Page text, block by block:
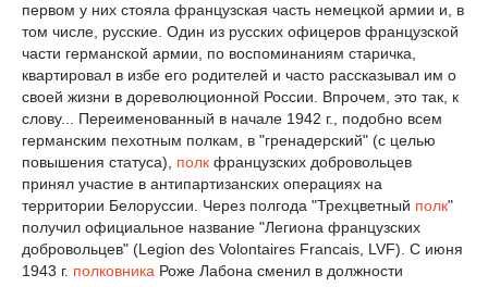
первом у них стояла французская часть немецкой армии и, в
том числе, русские. Один из русских офицеров французской
части германской армии, по воспоминаниям старичка,
квартировал в избе его родителей и часто рассказывал им о
своей жизни в дореволюционной России. Впрочем, это так, к
слову... Переименованный в начале 1942 г., подобно всем
германским пехотным полкам, в "гренадерский" (с целью
повышения статуса), полк французских добровольцев
принял участие в антипартизанских операциях на
территории Белоруссии. Через полгода "Трехцветный полк"
получил официальное название "Легиона французских
добровольцев" (Legion des Volontaires Francais, LVF). С июня
1943 г. полковника Роже Лабона сменил в должности